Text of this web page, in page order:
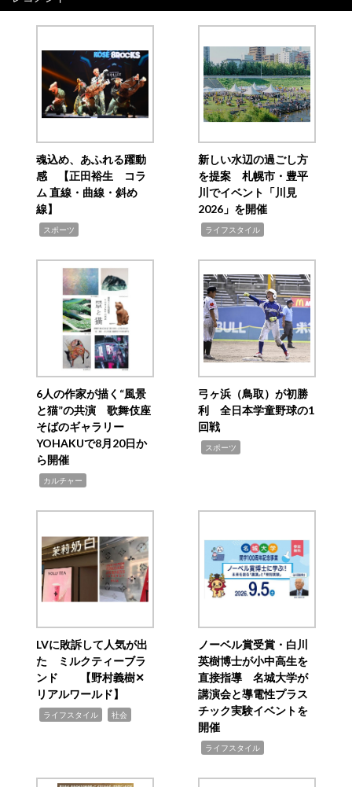
魂込め、あふれる躍動
感 【正田裕生 コラ
ム 直線・曲線・斜め
線】
スポーツ
新しい水辺の過ごし方
を提案 札幌市・豊平
川でイベント「川見
2026」を開催
ライフスタイル
6人の作家が描く“風景
と猫”の共演 歌舞伎座
そばのギャラリー
YOHAKUで8月20日か
ら開催
カルチャー
弓ヶ浜（鳥取）が初勝
利 全日本学童野球の1
回戦
スポーツ
LVに敗訴して人気が出
た ミルクティーブラ
ンド 【野村義樹✕
リアルワールド】
ライフスタイル 社会
ノーベル賞受賞・白川
英樹博士が小中高生を
直接指導 名城大学が
講演会と導電性プラス
チック実験イベントを
開催
ライフスタイル